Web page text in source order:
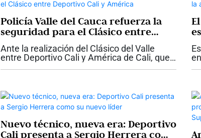
Policía Valle del Cauca refuerza la
seguridad para el Clásico entre
Deportivo Cali y América
Ante la realización del Clásico del Valle
entre Deportivo Cali y América de Cali, que
Nuevo técnico, nueva era: Deportivo
Cali presenta a Sergio Herrera como